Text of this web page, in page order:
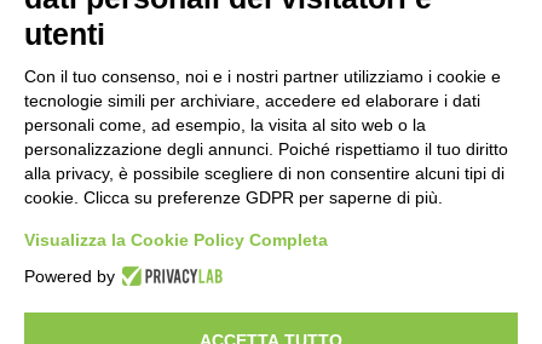
Prodotti
InterniSmalti per Interni/EsterniEsterni
Dichiarazioni CamChi siamoAcademySostenibilità
Lavora con noi
Link Utili
utenti
Con il tuo consenso, noi e i nostri partner utilizziamo i cookie e
tecnologie simili per archiviare, accedere ed elaborare i dati
personali come, ad esempio, la visita al sito web o la
personalizzazione degli annunci. Poiché rispettiamo il tuo diritto
alla privacy, è possibile scegliere di non consentire alcuni tipi di
cookie. Clicca su preferenze GDPR per saperne di più.
Visualizza la Cookie Policy Completa
Powered by
ACCETTA TUTTO